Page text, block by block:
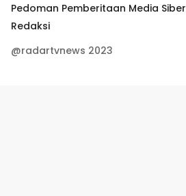
Pedoman Pemberitaan Media Siber
Redaksi
@radartvnews 2023